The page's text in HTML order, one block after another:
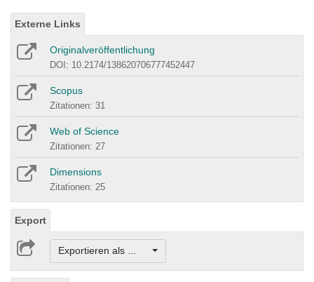
Externe Links
Originalveröffentlichung
DOI: 10.2174/138620706777452447
Scopus
Zitationen: 31
Web of Science
Zitationen: 27
Dimensions
Zitationen: 25
Export
Exportieren als ...